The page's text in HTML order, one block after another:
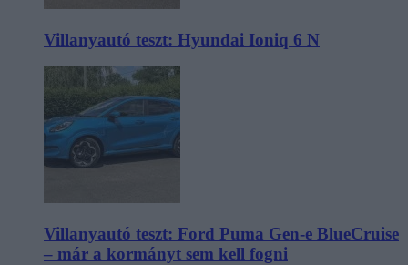
Villanyautó teszt: Hyundai Ioniq 6 N
Villanyautó teszt: Ford Puma Gen-e BlueCruise
– már a kormányt sem kell fogni